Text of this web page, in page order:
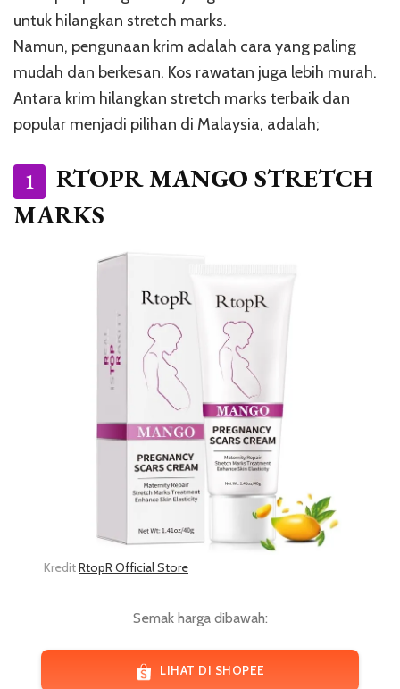
untuk hilangkan stretch marks.
Namun, pengunaan krim adalah cara yang paling
mudah dan berkesan. Kos rawatan juga lebih murah.
Antara krim hilangkan stretch marks terbaik dan
popular menjadi pilihan di Malaysia, adalah;
1
RTOPR MANGO STRETCH
MARKS
KreditRtopR Official Store
Semak harga dibawah:
LIHAT DI SHOPEE